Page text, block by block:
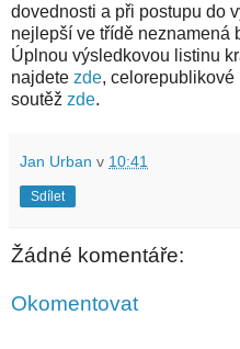
dovednosti a při postupu do
nejlepší ve třídě neznamená
Úplnou výsledkovou listinu
najdete zde, celorepublikové
soutěž zde.
Jan Urban v 10:41
Sdílet
Žádné komentáře:
Okomentovat